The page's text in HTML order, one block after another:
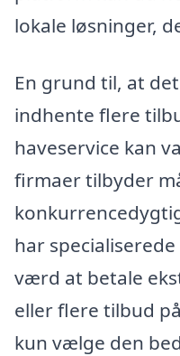
lokale løsninger,
En grund til, at
indhente flere
haveservice kan
firmaer tilbyder
har
værd at betale
eller flere tilbud
kun vælge den